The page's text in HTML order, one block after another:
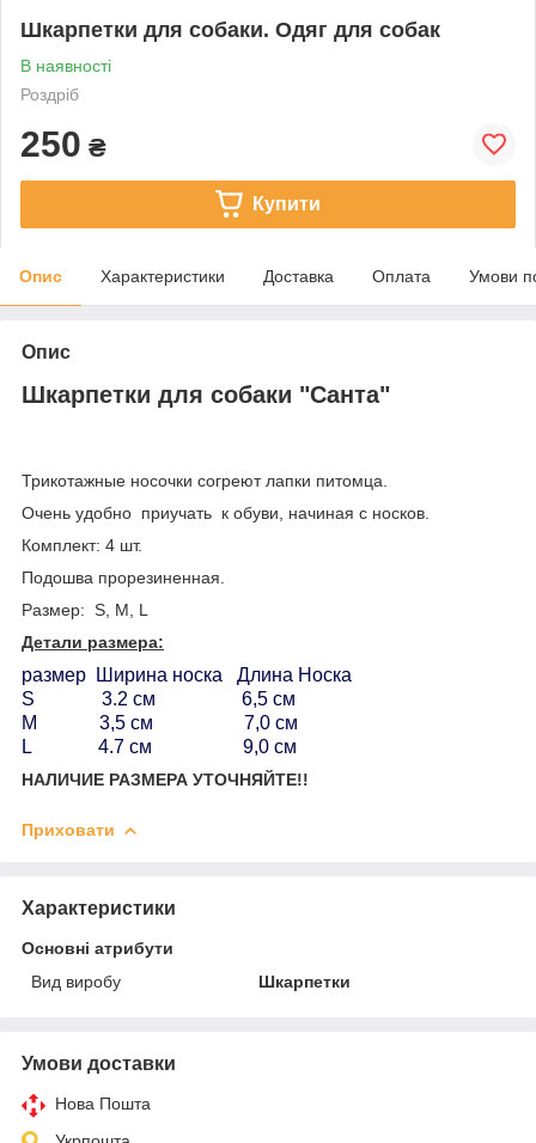
Шкарпетки для собаки. Одяг для собак
В наявності
Роздріб
250 ₴
Купити
Опис Характеристики Доставка Оплата Умови
Опис
Шкарпетки для собаки "Санта"
Трикотажные носочки согреют лапки питомца.
Очень удобно приучать к обуви, начиная с носков.
Комплект: 4 шт.
Подошва прорезиненная.
Размер: S, M, L
Детали размера:
размер Ширина носка Длина Носка
S 3.2 см 6,5 см
М 3,5 см 7,0 см
L 4.7 см 9,0 см
НАЛИЧИЕ РАЗМЕРА УТОЧНЯЙТЕ!!
Приховати
Характеристики
Основні атрибути
Вид виробу
Шкарпетки
Умови доставки
Нова Пошта